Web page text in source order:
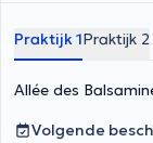
Praktijk 1Praktijk 2
Allée des
Volgende